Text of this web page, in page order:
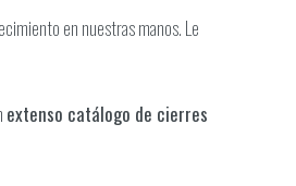
en nuestras manos. Le
extenso catálogo de cierres